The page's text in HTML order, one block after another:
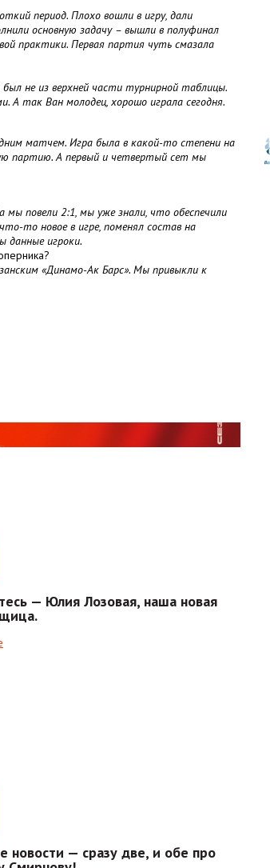
период. Плохо вошли в игру, дали
основную задачу – вышли в полуфинал
практики. Первая партия чуть смазала
не из верхней части турнирной таблицы.
А так Ван молодец, хорошо играла сегодня.
матчем. Игра была в какой-то степени на
партию. А первый и четвертый сет мы
повели 2:1, мы уже знали, что обеспечили
то новое в игре, поменял состав на
данные игроки.
«Динамо-Ак Барс». Мы привыкли к
— Юлия Лозовая, наша новая
новости — сразу две, и обе про